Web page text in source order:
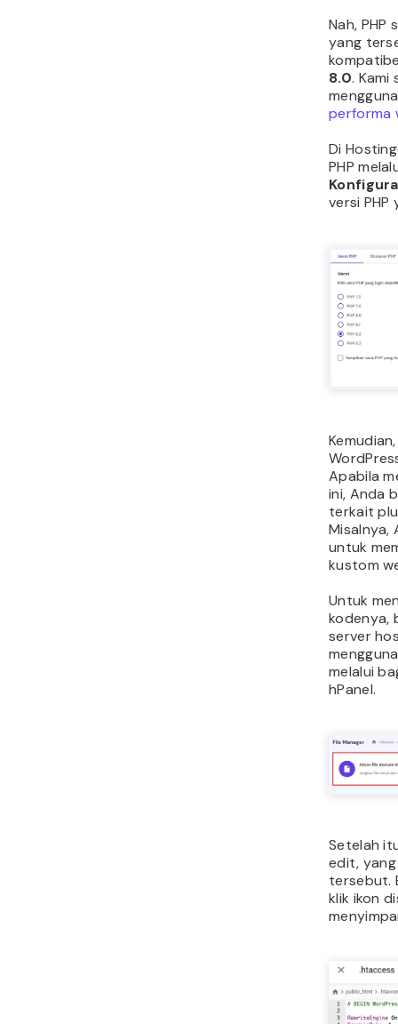
Nah, PHP
yang
8.0. Kami
performa
Di
PHP
versi PHP
Apabila
ini, Anda
terkait
Misalnya,
untuk
kustom
Untuk
kodenya,
server
melalui
hPanel.
Setelah
edit, yang
tersebut.
klik ikon